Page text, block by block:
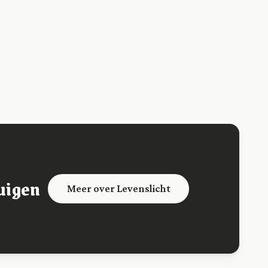
Meer over Levenslicht